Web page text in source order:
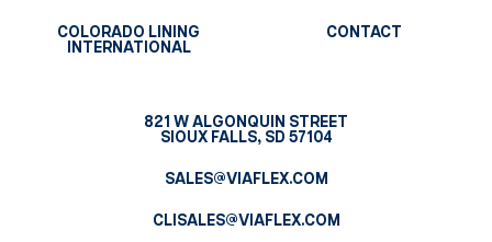
COLORADO LINING
INTERNATIONAL
CONTACT
821 W ALGONQUIN STREET
SIOUX FALLS, SD 57104
SALES@VIAFLEX.COM
CLISALES@VIAFLEX.COM